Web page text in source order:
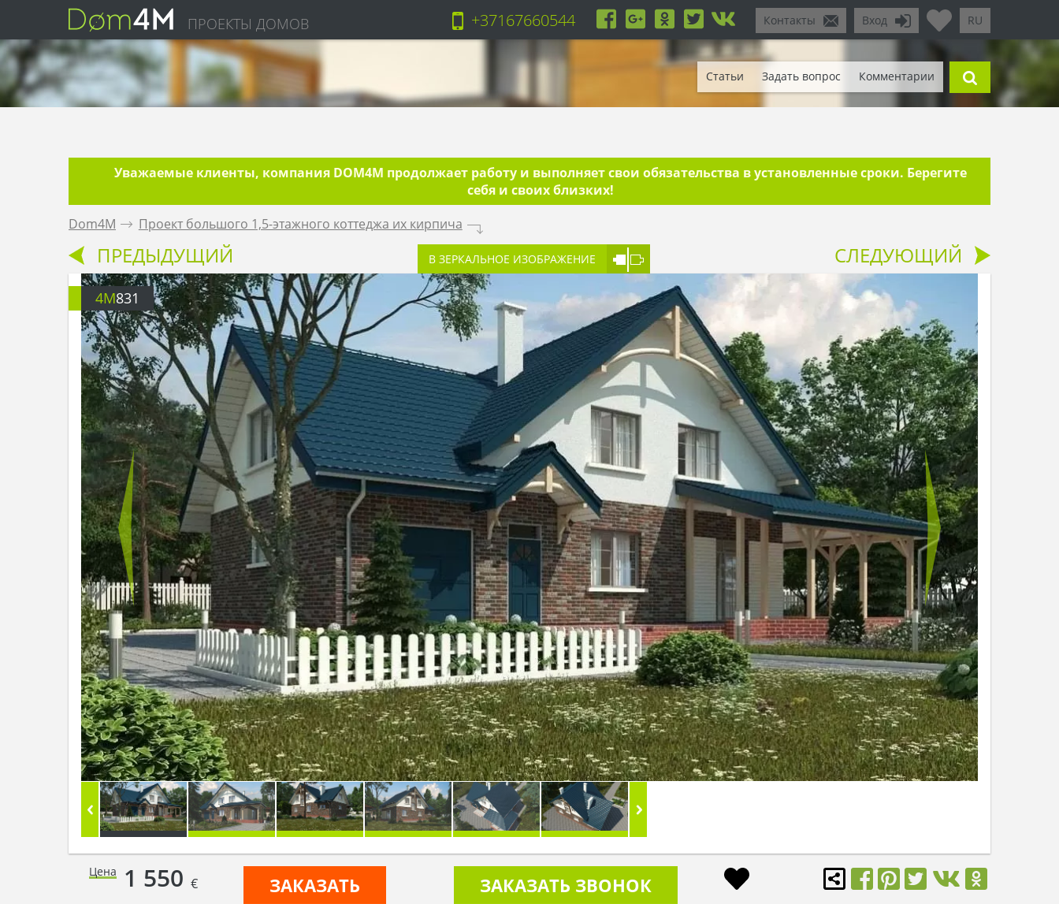
ПРОЕКТЫ ДОМОВ RU
Вход
Контакты
+37167660544
Статьи Задать вопрос Комментарии
Уважаемые клиенты, компания DOM4M продолжает работу и выполняет свои обязательства в установленные сроки. Берегите
себя и своих близких!
Dom4M . Проект большого 1,5-этажного коттеджа их кирпича .
ПРЕДЫДУЩИЙ В ЗЕРКАЛЬНОЕ ИЗОБРАЖЕНИЕ СЛЕДУЮЩИЙ
4M831
Цена 1 550 € ЗАКАЗАТЬ ЗАКАЗАТЬ ЗВОНОК